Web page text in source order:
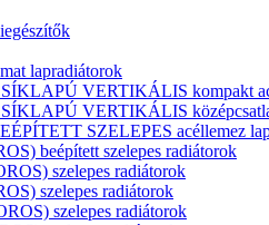
lapradiátorok
VERTIKÁLIS kompakt
VERTIKÁLIS
SZELEPES acéllemez
beépített szelepes radiátorok
szelepes radiátorok
szelepes radiátorok
szelepes radiátorok